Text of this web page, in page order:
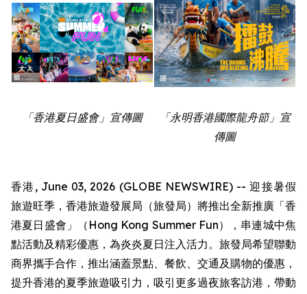
「香港夏日盛會」宣傳圖
「永明香港國際龍舟節」宣
傳圖
香港, June 03, 2026 (GLOBE NEWSWIRE) -- 迎接暑假
旅遊旺季，香港旅遊發展局（旅發局）將推出全新推廣「香
港夏日盛會」（Hong Kong Summer Fun），串連城中焦
點活動及精彩優惠，為炎炎夏日注入活力。旅發局希望聯動
商界攜手合作，推出涵蓋景點、餐飲、交通及購物的優惠，
提升香港的夏季旅遊吸引力，吸引更多過夜旅客訪港，帶動